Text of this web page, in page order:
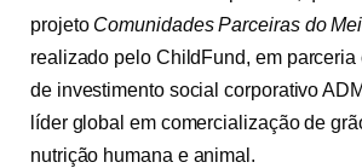
projeto Comunidades Parceiras do
realizado pelo ChildFund, em parceria
de investimento social corporativo
líder global em comercialização de
nutrição humana e animal.